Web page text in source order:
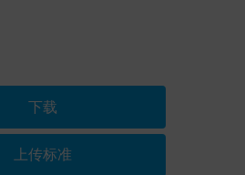
下载
上传标准